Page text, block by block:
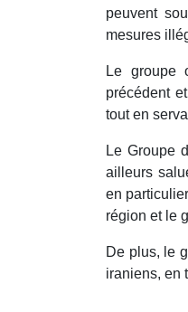
peuvent
mesures
Le groupe
précédent
tout en
Le Groupe
ailleurs
en
région et le
De plus, le
iraniens, en